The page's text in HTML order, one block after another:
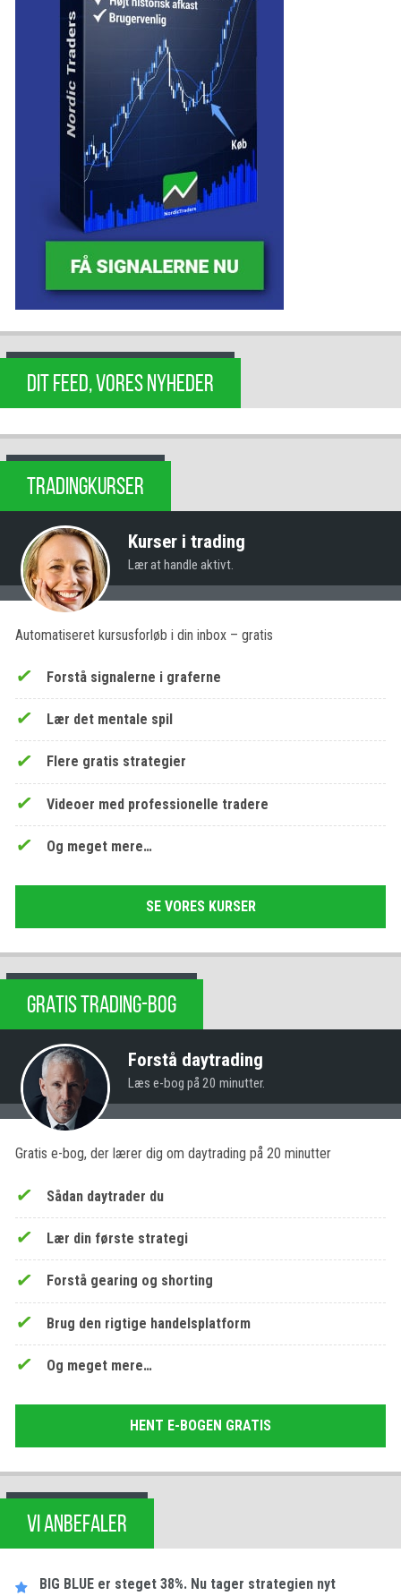
DIT FEED, VORES NYHEDER
TRADINGKURSER
Kurser i trading
Lær at handle aktivt.
Automatiseret kursusforløb i din inbox – gratis
Forstå signalerne i graferne
Lær det mentale spil
Flere gratis strategier
Videoer med professionelle tradere
Og meget mere…
SE VORES KURSER
GRATIS TRADING-BOG
Forstå daytrading
Læs e-bog på 20 minutter.
Gratis e-bog, der lærer dig om daytrading på 20 minutter
Sådan daytrader du
Lær din første strategi
Forstå gearing og shorting
Brug den rigtige handelsplatform
Og meget mere…
HENT E-BOGEN GRATIS
VI ANBEFALER
BIG BLUE er steget 38%. Nu tager strategien nyt